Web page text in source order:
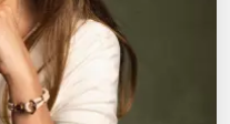
JETZT SUCHEN